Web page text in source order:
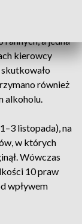
a jedna
kierowcy
również
alkoholu.
listopada), na
w których
Wówczas
10 praw
wpływem